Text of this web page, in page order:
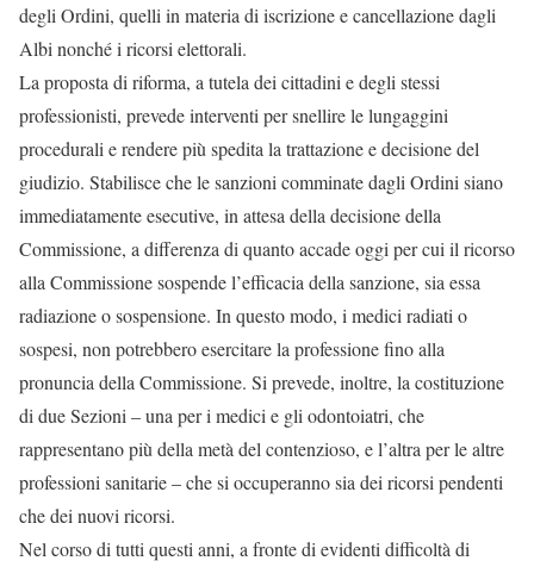
degli Ordini, quelli in materia di iscrizione e cancellazione dagli
Albi nonché i ricorsi elettorali.
La proposta di riforma, a tutela dei cittadini e degli stessi
professionisti, prevede interventi per snellire le lungaggini
procedurali e rendere più spedita la trattazione e decisione del
giudizio. Stabilisce che le sanzioni comminate dagli Ordini siano
immediatamente esecutive, in attesa della decisione della
Commissione, a differenza di quanto accade oggi per cui il ricorso
alla Commissione sospende l’efficacia della sanzione, sia essa
radiazione o sospensione. In questo modo, i medici radiati o
sospesi, non potrebbero esercitare la professione fino alla
pronuncia della Commissione. Si prevede, inoltre, la costituzione
di due Sezioni – una per i medici e gli odontoiatri, che
rappresentano più della metà del contenzioso, e l’altra per le altre
professioni sanitarie – che si occuperanno sia dei ricorsi pendenti
che dei nuovi ricorsi.
Nel corso di tutti questi anni, a fronte di evidenti difficoltà di